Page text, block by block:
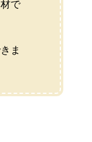
で
ま